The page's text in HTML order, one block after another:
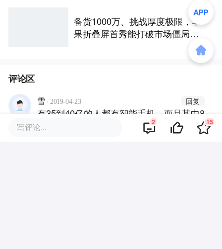
备货1000万、挑战厚度极限，苹
果折叠屏首秀能打破市场僵局
评论区
雪 · 2019-04-23 回复
有35到40亿的人都有智能手机，而且其中8
亿是智能手机，这句话什么意思？没看
写评论... 2 15